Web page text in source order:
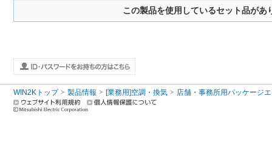
この製品を使用しているセット品があ
WIN2Kトップ 製品情報 [業務用]空調・換気 店舗・事務所用パッケージ